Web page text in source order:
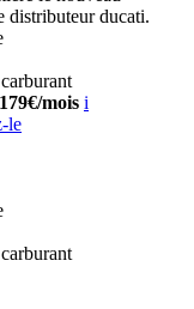
distributeur ducati.
mois i
le